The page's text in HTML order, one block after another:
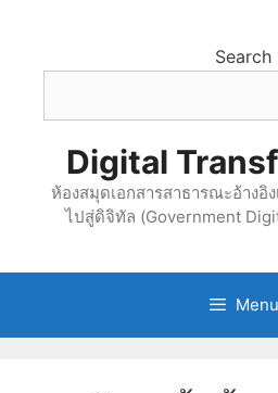
content
Search
Digital
ห้องสมุดเอกสารสาธารณะอ้างอิ
ไปสู่ดิจิทัล (Government
Menu